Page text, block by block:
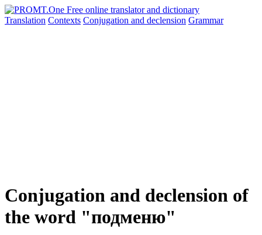
Translation Contexts Conjugation and declension Grammar
Conjugation and declension of
the word "подменю"